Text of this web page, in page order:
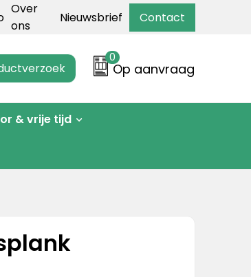
Over
ons
Nieuwsbrief Contact
0
Op aanvraag
& vrije tijd